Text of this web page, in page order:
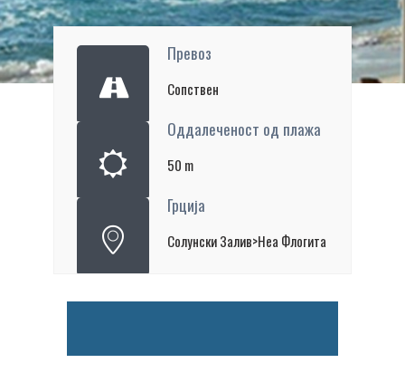
Превоз
Сопствен
Оддалеченост од плажа
50 m
Грција
Солунски Залив>Неа Флогита